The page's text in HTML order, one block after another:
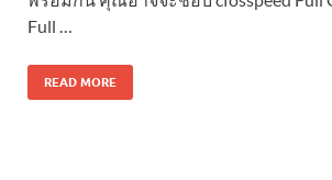
Full …
READ MORE